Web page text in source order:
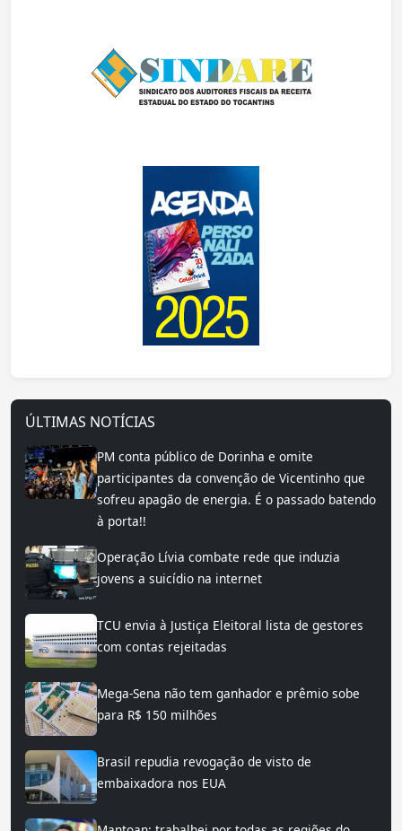
ÚLTIMAS NOTÍCIAS
PM conta público de Dorinha e omite
participantes da convenção de Vicentinho que
sofreu apagão de energia. É o passado batendo
à porta!!
Operação Lívia combate rede que induzia
jovens a suicídio na internet
TCU envia à Justiça Eleitoral lista de gestores
com contas rejeitadas
Mega-Sena não tem ganhador e prêmio sobe
para R$ 150 milhões
Brasil repudia revogação de visto de
embaixadora nos EUA